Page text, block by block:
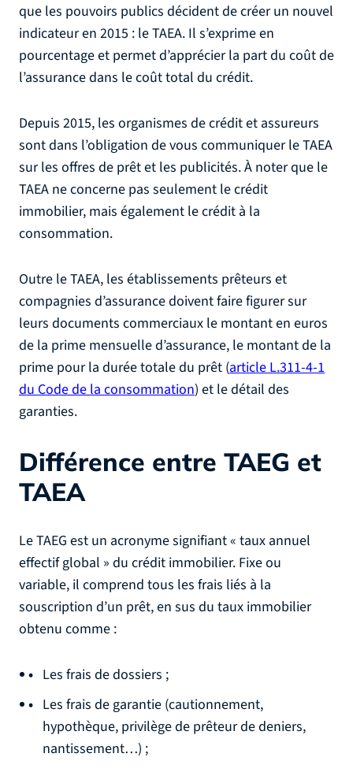
que les pouvoirs publics décident de créer un nouvel
indicateur en 2015 : le TAEA. Il s’exprime en
pourcentage et permet d’apprécier la part du coût de
l’assurance dans le coût total du crédit.
Depuis 2015, les organismes de crédit et assureurs
sont dans l’obligation de vous communiquer le TAEA
sur les offres de prêt et les publicités. À noter que le
TAEA ne concerne pas seulement le crédit
immobilier, mais également le crédit à la
consommation.
Outre le TAEA, les établissements prêteurs et
compagnies d’assurance doivent faire figurer sur
leurs documents commerciaux le montant en euros
de la prime mensuelle d’assurance, le montant de la
prime pour la durée totale du prêt (article L.311-4-1
du Code de la consommation) et le détail des
garanties.
Différence entre TAEG et
TAEA
Le TAEG est un acronyme signifiant « taux annuel
effectif global » du crédit immobilier. Fixe ou
variable, il comprend tous les frais liés à la
souscription d’un prêt, en sus du taux immobilier
obtenu comme :
Les frais de dossiers ;
Les frais de garantie (cautionnement,
hypothèque, privilège de prêteur de deniers,
nantissement…) ;